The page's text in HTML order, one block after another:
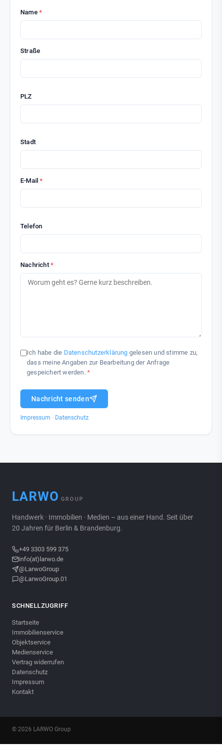
Name *
Straße
PLZ
Stadt
E-Mail*
Telefon
Nachricht*
Ich habe die Datenschutzerklärung gelesen und stimme zu,
dass meine Angaben zur Bearbeitung der Anfrage
gespeichert werden. *
Nachricht senden
Impressum · Datenschutz
LARWO GROUP
Handwerk · Immobilien · Medien – aus einer Hand. Seit über
20 Jahren für Berlin & Brandenburg.
+49 3303 599 375
info(at)larwo.de
@LarwoGroup
@LarwoGroup.01
SCHNELLZUGRIFF
Startseite
Immobilienservice
Objektservice
Medienservice
Vertrag widerrufen
Datenschutz
Impressum
Kontakt
© 2026 LARWO Group